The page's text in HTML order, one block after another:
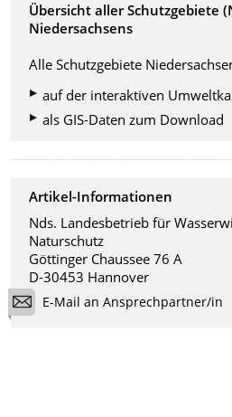
Übersicht aller Schutzgebiete
Niedersachsens
Alle Schutzgebiete
auf der interaktiven
als GIS-Daten zum Download
Artikel-Informationen
Nds. Landesbetrieb für
Naturschutz
Göttinger Chaussee 76 A
D-30453 Hannover
E-Mail an Ansprechpartner/in